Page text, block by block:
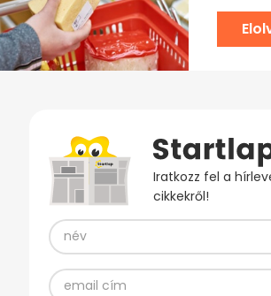
Iratkozz fel a
cikkekről!